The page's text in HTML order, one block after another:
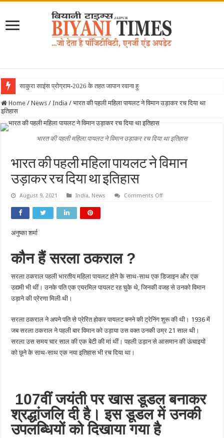
साकुरा साइंस प्रोग्राम-2026 के तहत जापान रवाना हुई बियानी ग्रुप
Home / News / India / भारत की पहली महिला पायलट ने विमान उड़ाकर रच दिया था
इतिहास
भारत की पहली महिला पायलट ने विमान उड़ाकर रच दिया था इतिहास
भारत की पहली महिला पायलट ने विमान
उड़ाकर रच दिया था इतिहास
August 9, 2021 India, News Comments Offon
इतिहास
अनुष्का शर्मा
कौन हैं सरला ठकराल?
सरला ठकराल पहली भारतीय महिला पायलट होने के साथ-साथ एक डिजाइन और एक
उद्यमी भी थीं। उनके पति एक एयरमिल पायलट रह चुके थे, जिनकी वजह से उनको विमान
उड़ाने की प्रेरणा मिली थी।
सरला ठकराल ने अपने पति से प्रेरित होकर पायलट बनने की ट्रेनिंग शुरू की थी। 1936 में
जब सरला ठकराल ने पहली बार विमान को उड़ाया उस वक्‍त उनकी उम्र 21 साल थी।
सरला उस समय चार साल की एक बेटी की मां थीं। पहली उड़ान से आसमान की ऊंचाइयों
को छूने के साथ-साथ एक नया इतिहास भी रच दिया था।
107वीं जयंती पर खास डूडल बनाकर
श्रद्धांजलि दी है। इस डूडल में उनकी
उपलब्धियों को दिखाया गया है